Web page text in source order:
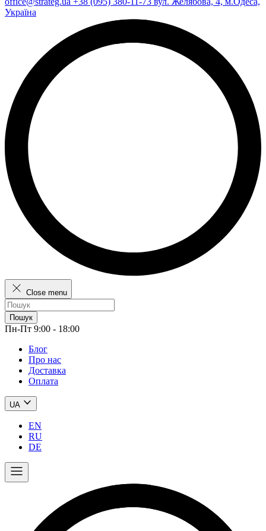
Україна
Close menu
Пошук
Пн-Пт 9:00 - 18:00
Блог
Про нас
Доставка
Оплата
UA
EN
RU
DE